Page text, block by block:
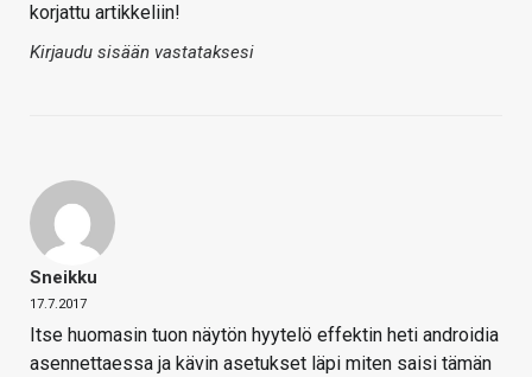
korjattu artikkeliin!
Kirjaudu sisään vastataksesi
Sneikku
17.7.2017
Itse huomasin tuon näytön hyytelö effektin heti androidia
asennettaessa ja kävin asetukset läpi miten saisi tämän